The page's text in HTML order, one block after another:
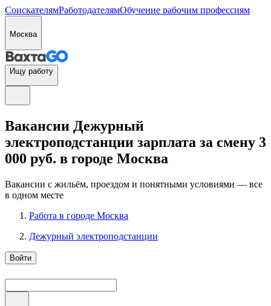
СоискателямРаботодателямОбучение рабочим профессиям
Москва
Ищу работу
Вакансии Дежурный
электроподстанции зарплата за смену 3
000 руб. в городе Москва
Вакансии с жильём, проездом и понятными условиями — все
в одном месте
Работа в городе Москва
Дежурный электроподстанции
Войти